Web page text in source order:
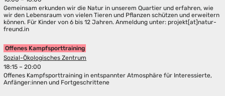
Gemeinsam erkunden wir die Natur in unserem Quartier und erfahren, wie
wir den Lebensraum von vielen Tieren und Pflanzen schützen und erweitern
können. Für Kinder von 6 bis 12 Jahren. Anmeldung unter: projekt[at]natur-
freund.in
Offenes Kampfsporttraining
Sozial-Ökologisches Zentrum
18:15 – 20:00
Offenes Kampfsporttraining in entspannter Atmosphäre für Interessierte,
Anfänger:innen und Fortgeschrittene